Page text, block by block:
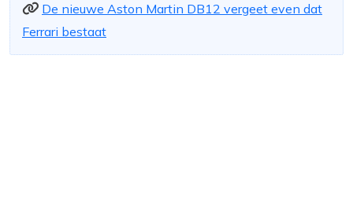
De nieuwe Aston Martin DB12 vergeet even dat
Ferrari bestaat